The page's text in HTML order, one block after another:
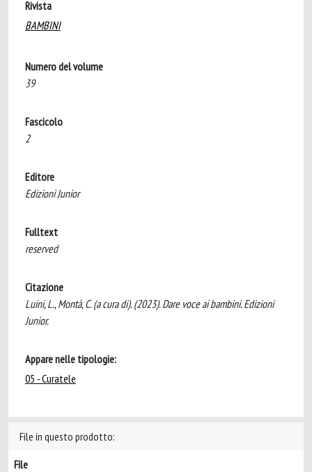
Rivista
BAMBINI
Numero del volume
39
Fascicolo
2
Editore
Edizioni Junior
Fulltext
reserved
Citazione
Luini, L., Montà, C. (a cura di). (2023). Dare voce ai bambini. Edizioni
Junior.
Appare nelle tipologie:
05 - Curatele
File in questo prodotto:
File